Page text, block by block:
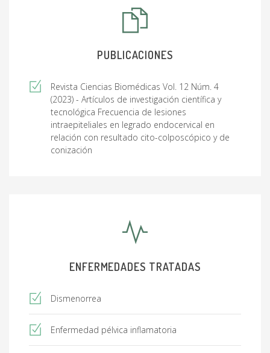
PUBLICACIONES
Revista Ciencias Biomédicas Vol. 12 Núm. 4
(2023) - Artículos de investigación científica y
tecnológica Frecuencia de lesiones
intraepiteliales en legrado endocervical en
relación con resultado cito-colposcópico y de
conización
ENFERMEDADES TRATADAS
Dismenorrea
Enfermedad pélvica inflamatoria